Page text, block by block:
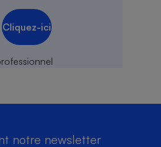
Cliquez-ici
notre newsletter